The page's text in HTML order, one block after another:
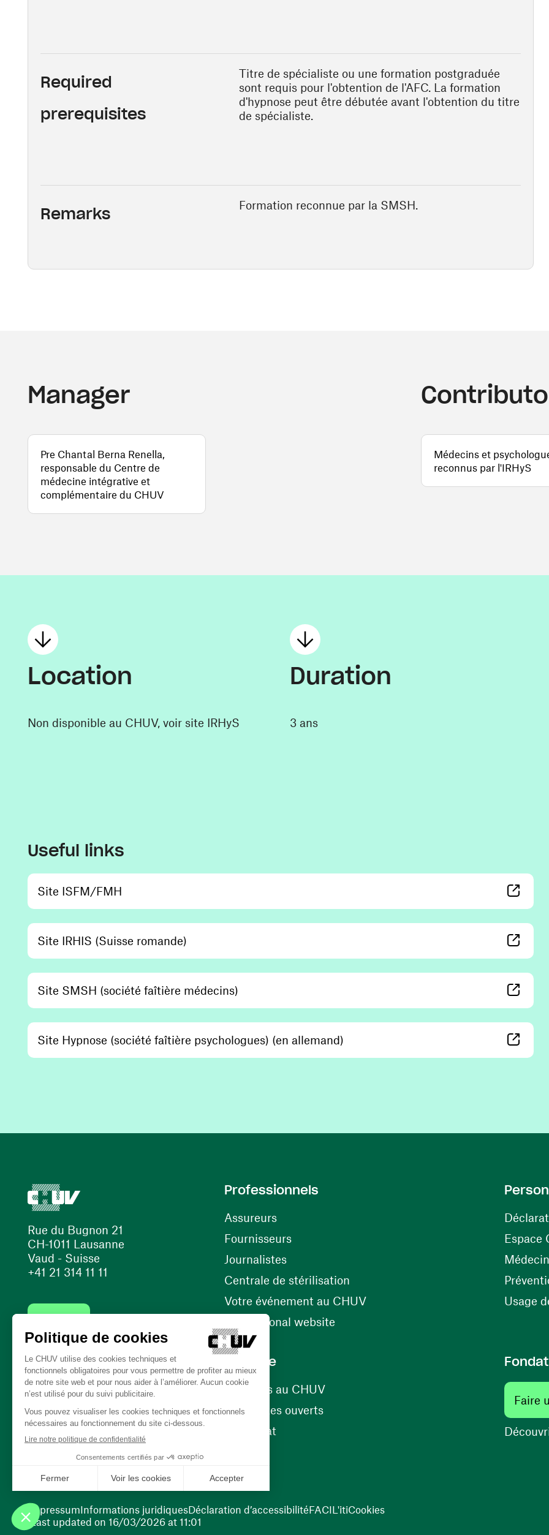
Required
prerequisites
Titre de spécialiste ou une formation postgraduée
sont requis pour l'obtention de l'AFC. La formation
d'hypnose peut être débutée avant l'obtention du titre
de spécialiste.
Remarks Formation reconnue par la SMSH.
Manager
Pre Chantal Berna Renella,
responsable du Centre de
médecine intégrative et
complémentaire du CHUV
Médecins et
reconnus par l'IRHyS
Location
Non disponible au CHUV, voir site IRHyS
Duration
3 ans
Useful links
Site ISFM/FMH
Site IRHIS (Suisse romande)
Site SMSH (société faîtière médecins)
Site Hypnose (société faîtière psychologues) (en allemand)
Rue du Bugnon 21
CH-1011 Lausanne
Vaud - Suisse
+41 21 314 11 11
(opens in a new window)
(opens in a new window)
Professionnels
Assureurs
Fournisseurs(opens in a new window)
Journalistes
Centrale de stérilisation
Votre événement au CHUV(opens in a new window)
International website
Espace
Usage
Carrière
Carrières au CHUV(opens in a new window)
Nos postes ouverts(opens in a new window)
Bénévolat
Faire
Last updated on 16/03/2026 at 11:01
ImpressumInformations juridiquesDéclaration d’accessibilitéFACIL'itiCookies